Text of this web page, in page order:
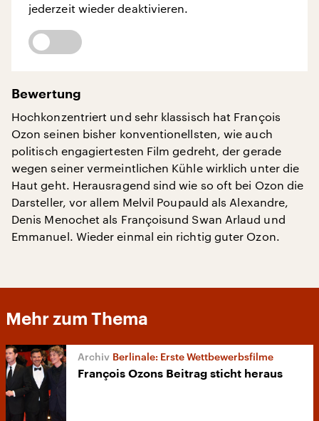
jederzeit wieder deaktivieren.
Bewertung
Hochkonzentriert und sehr klassisch hat François
Ozon seinen bisher konventionellsten, wie auch
politisch engagiertesten Film gedreht, der gerade
wegen seiner vermeintlichen Kühle wirklich unter die
Haut geht. Herausragend sind wie so oft bei Ozon die
Darsteller, vor allem Melvil Poupauld als Alexandre,
Denis Menochet als Françoisund Swan Arlaud und
Emmanuel. Wieder einmal ein richtig guter Ozon.
Mehr zum Thema
Berlinale: Erste Wettbewerbsfilme
François Ozons Beitrag sticht heraus